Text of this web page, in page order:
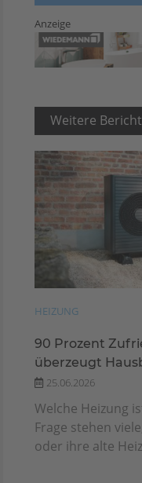
Anzeige
Weitere
HEIZUNG
90 Prozent
überzeugt
25.06.2026
Welche Heizung
Frage stehen
oder ihre alte